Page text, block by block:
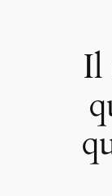
Il